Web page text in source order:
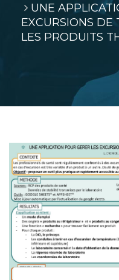
UNE
EXCURSIONS DE
LES PRODUITS